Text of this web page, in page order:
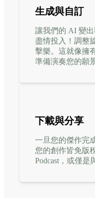
生成與自訂
讓我們的 AI 變出
盡情投入！調整
擊樂。這就像擁
準備演奏您的願
下載與分享
一旦您的傑作完
您的創作皆免版
Podcast，或僅是